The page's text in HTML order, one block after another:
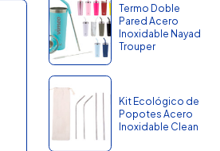
Termo Doble
Pared Acero
Inoxidable Nayad
Trouper
Kit Ecológico de
Popotes Acero
Inoxidable Clean